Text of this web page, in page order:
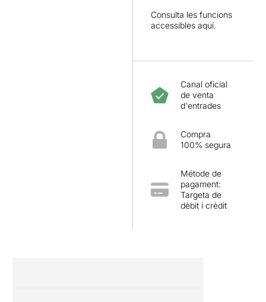
Consulta les funcions
accessibles aquí.
Canal oficial
de venta
d'entrades
Compra
100% segura
Métode de
pagament:
Targeta de
dèbit i crèdit